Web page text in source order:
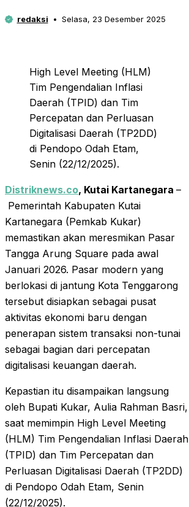
redaksi Selasa, 23 Desember 2025
High Level Meeting (HLM)
Tim Pengendalian Inflasi
Daerah (TPID) dan Tim
Percepatan dan Perluasan
Digitalisasi Daerah (TP2DD)
di Pendopo Odah Etam,
Senin (22/12/2025).
Distriknews.co, Kutai Kartanegara –
Pemerintah Kabupaten Kutai
Kartanegara (Pemkab Kukar)
memastikan akan meresmikan Pasar
Tangga Arung Square pada awal
Januari 2026. Pasar modern yang
berlokasi di jantung Kota Tenggarong
tersebut disiapkan sebagai pusat
aktivitas ekonomi baru dengan
penerapan sistem transaksi non-tunai
sebagai bagian dari percepatan
digitalisasi keuangan daerah.
Kepastian itu disampaikan langsung
oleh Bupati Kukar, Aulia Rahman Basri,
saat memimpin High Level Meeting
(HLM) Tim Pengendalian Inflasi Daerah
(TPID) dan Tim Percepatan dan
Perluasan Digitalisasi Daerah (TP2DD)
di Pendopo Odah Etam, Senin
(22/12/2025).